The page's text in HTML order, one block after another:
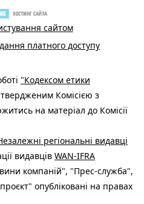
сайтом
платного доступу
"Кодексом етики
Комісією з
на матеріал до Комісії
регіональні видавці
видавців WAN-IFRA
компаній", "Прес-служба",
опубліковані на правах